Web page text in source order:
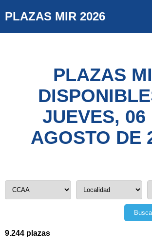
PLAZAS MIR 2026
PLAZAS
JUEVES, 06
AGOSTO DE
9.244 plazas